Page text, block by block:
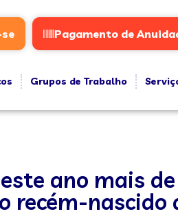
Pagamento de
Grupos de Trabalho
ano mais
recém-nascido